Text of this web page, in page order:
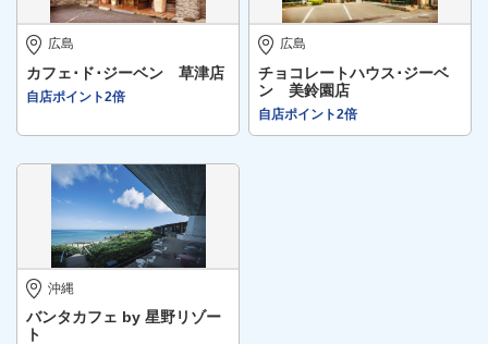
広島
カフェ･ド･ジーベン 草津店
自店ポイント2倍
広島
チョコレートハウス･ジーベ
ン 美鈴園店
自店ポイント2倍
沖縄
バンタカフェ by 星野リゾー
ト